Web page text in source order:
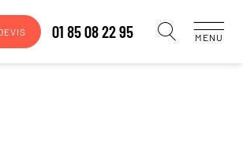
01 85 08 22 95 MENU